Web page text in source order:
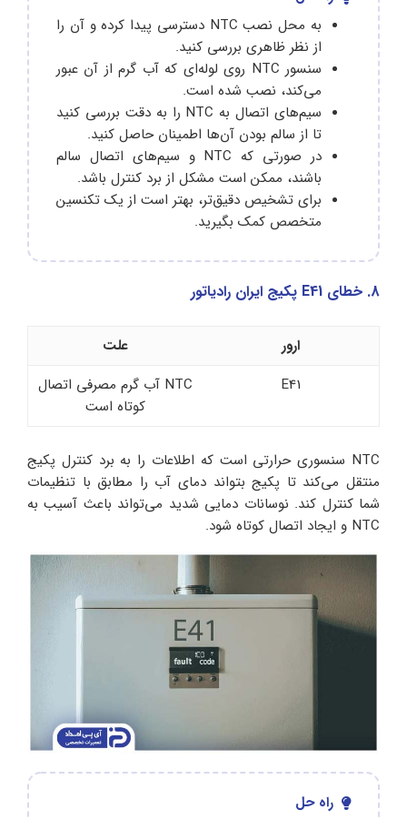
به محل نصب NTC دسترسی پیدا کرده و آن را
از نظر ظاهری بررسی کنید.
سنسور NTC روی لوله‌ای که آب گرم از آن عبور
می‌کند، نصب شده است.
سیم‌های اتصال به NTC را به دقت بررسی کنید
تا از سالم بودن آن‌ها اطمینان حاصل کنید.
در صورتی که NTC و سیم‌های اتصال سالم
باشند، ممکن است مشکل از برد کنترل باشد.
برای تشخیص دقیق‌تر، بهتر است از یک تکنسین
متخصص کمک بگیرید.
8. خطای E41 پکیج ایران رادیاتور
ارور
علت
E41
NTC آب گرم مصرفی اتصال
کوتاه است
NTC سنسوری حرارتی است که اطلاعات را به برد کنترل پکیج
منتقل می‌کند تا پکیج بتواند دمای آب را مطابق با تنظیمات
شما کنترل کند. نوسانات دمایی شدید می‌تواند باعث آسیب به
NTC و ایجاد اتصال کوتاه شود.
راه حل